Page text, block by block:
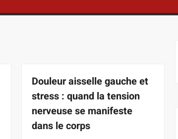
Douleur aisselle gauche et
stress : quand la tension
nerveuse se manifeste
dans le corps